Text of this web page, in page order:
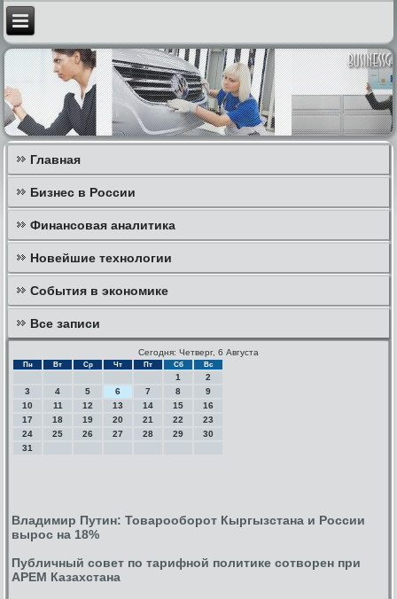
Главная
Бизнес в России
Финансовая аналитика
Новейшие технологии
События в экономике
Все записи
Сегодня: Четверг, 6 Августа
Пн Вт Ср Чт Пт Сб Вс
1
2
3
4 5 6 7 8
9
10
11 12 13 14 15
16
17
18 19 20 21 22
23
24
25 26 27 28 29
30
31
Владимир Путин: Товарооборот Кыргызстана и России
вырос на 18%
Публичный совет по тарифной политике сотворен при
АРЕМ Казахстана